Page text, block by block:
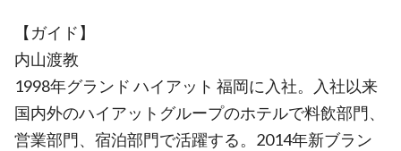
【ガイド】
内山渡教
1998年グランド ハイアット 福岡に入社。入社以来
国内外のハイアットグループのホテルで料飲部門、
営業部門、宿泊部門で活躍する。2014年新ブラン